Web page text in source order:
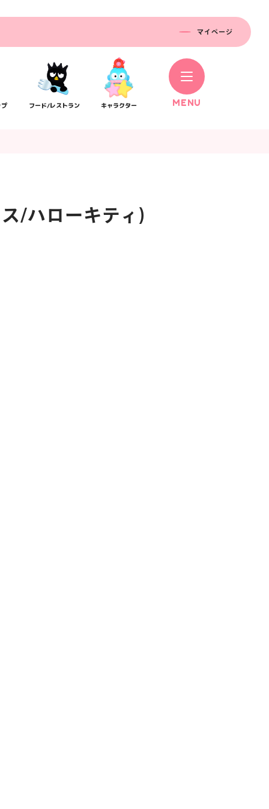
マイページ
MENU
フード/レストラン キャラクター
/ハローキティ)